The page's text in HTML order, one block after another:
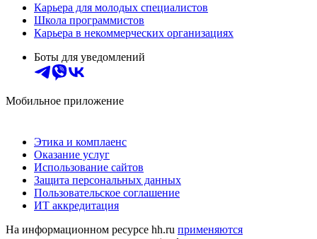
Карьера для молодых специалистов
Школа программистов
Карьера в некоммерческих организациях
Боты для уведомлений
Мобильное приложение
Этика и комплаенс
Оказание услуг
Использование сайтов
Защита персональных данных
Пользовательское соглашение
ИТ аккредитация
На информационном ресурсе hh.ru применяются